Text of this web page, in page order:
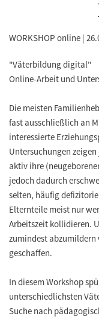
WORKSHOP online |
"Väterbildung digital"
Online-Arbeit und
Die meisten
fast ausschließlich an
interessierte
Untersuchungen
aktiv ihre
jedoch dadurch
selten, häufig
Elternteile meist nur
Arbeitszeit kollidieren.
zumindest abzumildern
geschaffen.
In diesem Workshop
unterschiedlichsten
Suche nach